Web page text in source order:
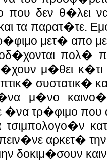
που δεν θ�λει
τα παρατ�τε.
μετ� απο
πολ�
μ�θει
συστατικ�
μ�νο
�να τρ�φιμο που
αρκετ�
δοκιμ�σουν